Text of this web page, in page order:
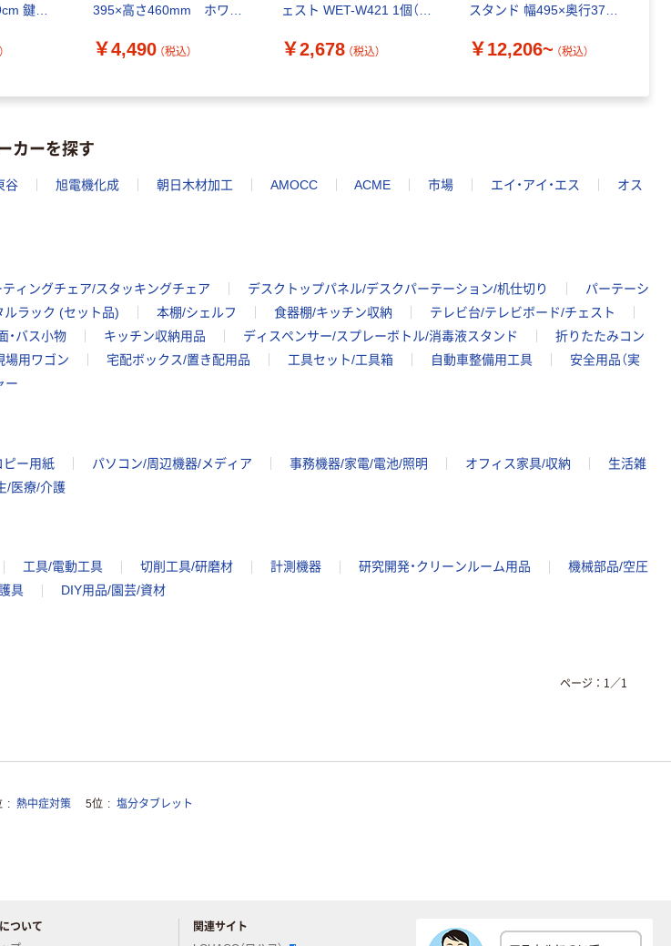
鍵付
395×高さ460mm ホワイ
￥4,490 （税込）
ェスト WET-W421 1個（直
￥2,678 （税込）
スタンド 幅495×奥行370×
￥12,206~ （税込）
カーを探す
谷 旭電機化成 朝日木材加工 AMOCC ACME 市場 エイ・アイ・エス
オス
ィングチェア/スタッキングチェア デスクトップパネル/デスクパーテーション/机仕切り
パーテーシ
ルラック (セット品) 本棚/シェルフ 食器棚/キッチン収納
テレビ台/テレビボード/チェスト
・バス小物 キッチン収納用品 ディスペンサー/スプレーボトル/消毒液スタンド
折りたたみコン
場用ワゴン 宅配ボックス/置き配用品 工具セット/工具箱 自動車整備用工具
安全用品（実
ー
ピー用紙 パソコン/周辺機器/メディア 事務機器/家電/電池/照明 オフィス家具/収納
生活雑
/医療/介護
工具/電動工具 切削工具/研磨材 計測機器 研究開発・クリーンルーム用品
機械部品/空圧
具 DIY用品/園芸/資材
ページ： 1／1
熱中症対策 5位 塩分タブレット
ついて
関連サイト